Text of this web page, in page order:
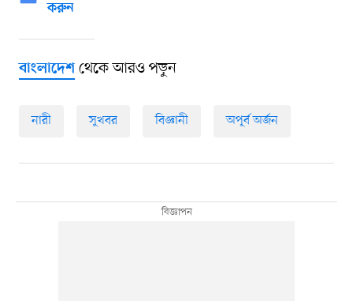
করুন
বাংলাদেশথেকে আরও পড়ুন
নারী সুখবর বিজ্ঞানী অপূর্ব অর্জন